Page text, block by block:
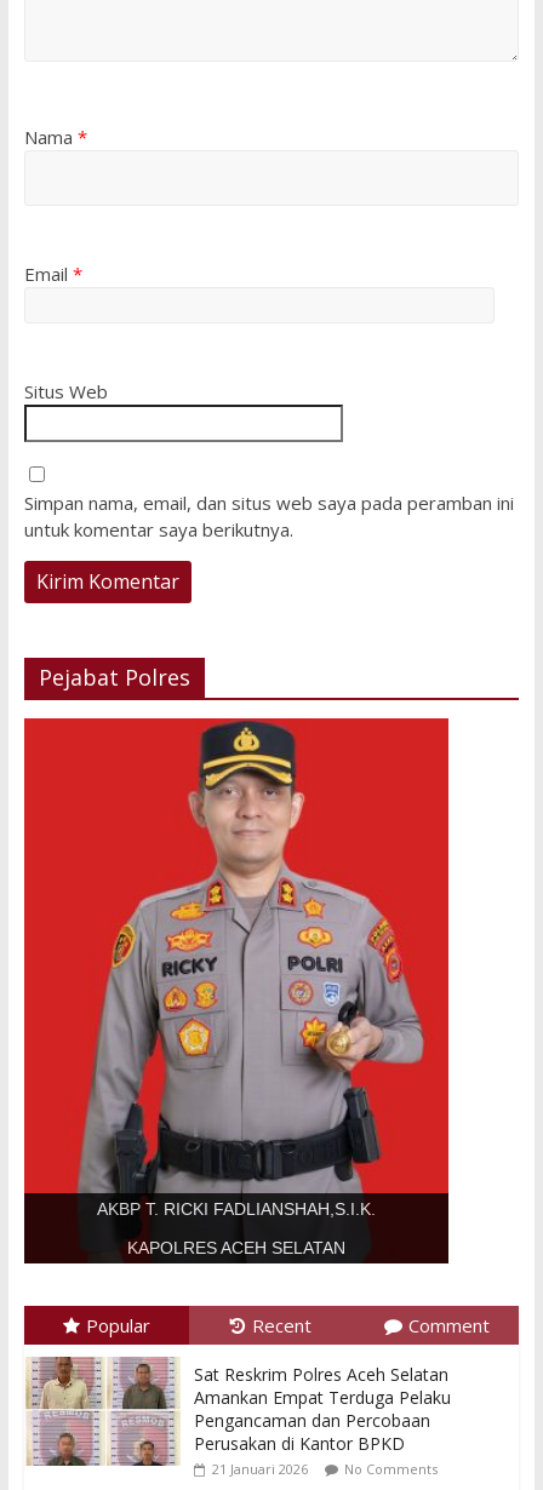
Nama *
Email *
Situs Web
Simpan nama, email, dan situs web saya pada peramban ini
untuk komentar saya berikutnya.
Pejabat Polres
AKBP T. RICKI FADLIANSHAH,S.I.K.
KAPOLRES ACEH SELATAN
Popular Recent Comment
Sat Reskrim Polres Aceh Selatan
Amankan Empat Terduga Pelaku
Pengancaman dan Percobaan
Perusakan di Kantor BPKD
21 Januari 2026 No Comments